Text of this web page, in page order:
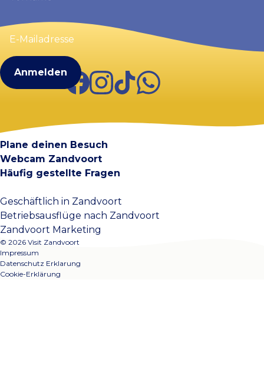
E-
Mailadresse
FacebookInstagram
TikTokWhatsApp
Plane deinen Besuch
Webcam Zandvoort
Häufig gestellte Fragen
Geschäftlich in Zandvoort
Betriebsausflüge nach Zandvoort
Zandvoort Marketing
© 2026 Visit Zandvoort
Impressum
Datenschutz Erklarung
Cookie-Erklärung